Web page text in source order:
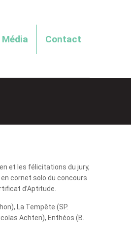
Média Contact
et les félicitations du jury,
cornet solo du concours
d’Aptitude.
La Tempête (SP.
Achten), Enthéos (B.